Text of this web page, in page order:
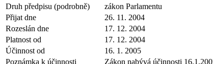
Druh předpisu (podrobně)
zákon Parlamentu
Přijat dne
26. 11. 2004
Rozeslán dne
17. 12. 2004
Platnost od
17. 12. 2004
Účinnost od
16. 1. 2005
Poznámka k účinnosti
Zákon nabývá účinnosti